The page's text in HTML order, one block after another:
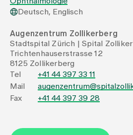
Events
Über uns
Deutsch, Englisch
Augenzentrum Zollikerberg
Stadtspital Zürich | Spital
Trichtenhauserstrasse 12
8125 Zollikerberg
Tel
+41 44 397 33 11
Mail
Fax
+41 44 397 39 28